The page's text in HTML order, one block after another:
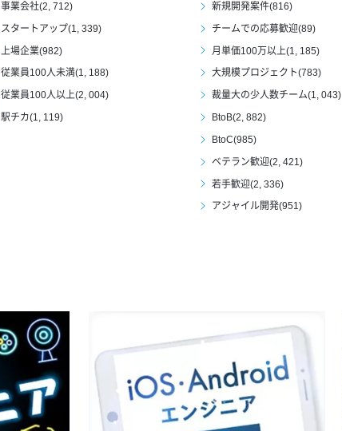
事業会社(2, 712)
スタートアップ(1, 339)
上場企業(982)
従業員100人未満(1, 188)
従業員100人以上(2, 004)
駅チカ(1, 119)
新規開発案件(816)
チームでの応募歓迎(89)
月単価100万以上(1, 185)
大規模プロジェクト(783)
裁量大の少人数チーム(1, 043)
BtoB(2, 882)
BtoC(985)
ベテラン歓迎(2, 421)
若手歓迎(2, 336)
アジャイル開発(951)